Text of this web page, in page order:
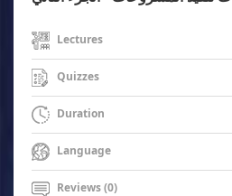
Lectures
Quizzes
Duration
Language
Reviews (0)